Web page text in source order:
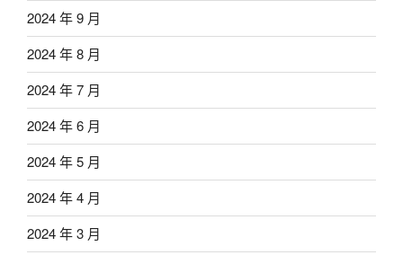
2024 年 9 月
2024 年 8 月
2024 年 7 月
2024 年 6 月
2024 年 5 月
2024 年 4 月
2024 年 3 月